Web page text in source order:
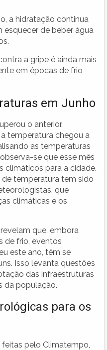
a hidratação continua
esquecer de beber água
a gripe é ainda mais
em épocas de frio
em Junho
o anterior,
temperatura chegou a
as temperaturas
se que esse mês
climáticos para a cidade.
temperatura tem sido
que
climáticas e os
que, embora
de frio, eventos
este ano, têm se
Isso levanta questões
das infraestruturas
da população.
para os
pelo Climatempo,